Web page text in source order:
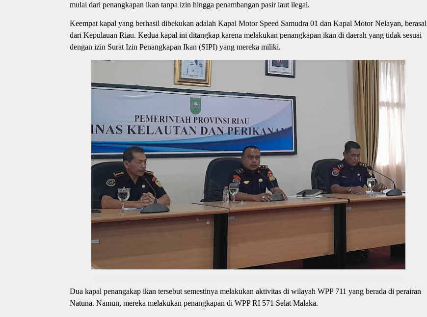
mulai dari penangkapan ikan tanpa izin hingga penambangan pasir laut ilegal.
Keempat kapal yang berhasil dibekukan adalah Kapal Motor Speed Samudra 01 dan Kapal Motor Nelayan, berasal
dari Kepulauan Riau. Kedua kapal ini ditangkap karena melakukan penangkapan ikan di daerah yang tidak sesuai
dengan izin Surat Izin Penangkapan Ikan (SIPI) yang mereka miliki.
Dua kapal penangakap ikan tersebut semestinya melakukan aktivitas di wilayah WPP 711 yang berada di perairan
Natuna. Namun, mereka melakukan penangkapan di WPP RI 571 Selat Malaka.